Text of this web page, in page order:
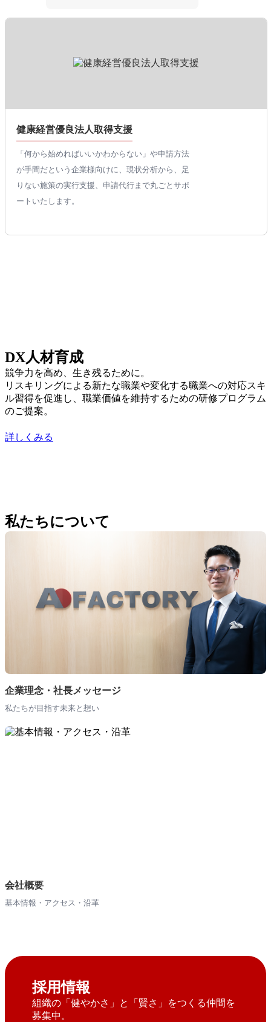
健康経営優良法人取得支援
「何から始めればいいかわからない」や申請方法
が手間だという企業様向けに、現状分析から、足
りない施策の実行支援、申請代行まで丸ごとサポ
ートいたします。
DX人材育成
競争力を高め、生き残るために。
リスキリングによる新たな職業や変化する職業への対応スキ
ル習得を促進し、職業価値を維持するための研修プログラム
のご提案。
詳しくみる
私たちについて
企業理念・社長メッセージ
私たちが目指す未来と想い
会社概要
基本情報・アクセス・沿革
採用情報
組織の「健やかさ」と「賢さ」をつくる仲間を
募集中。